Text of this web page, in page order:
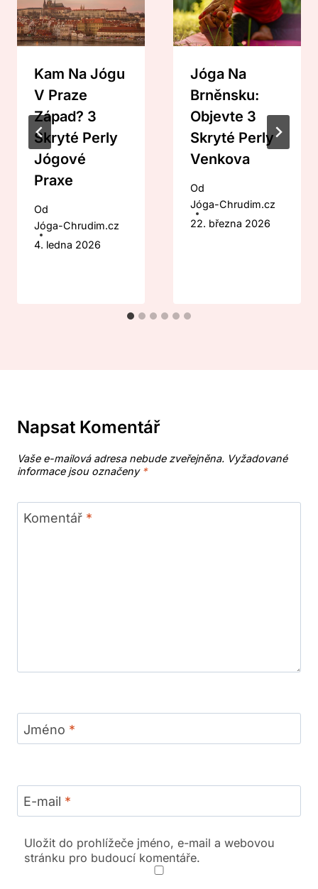
Kam Na Jógu
V Praze
Západ? 3
Skryté Perly
Jógové
Praxe
Od
Jóga-Chrudim.cz
4. ledna 2026
Jóga Na
Brněnsku:
Objevte 3
Skryté Perly
Venkova
Od
Jóga-Chrudim.cz
22. března 2026
Napsat Komentář
Vaše e-mailová adresa nebude zveřejněna. Vyžadované
informace jsou označeny *
Komentář *
Jméno *
E-mail *
Uložit do prohlížeče jméno, e-mail a webovou
stránku pro budoucí komentáře.